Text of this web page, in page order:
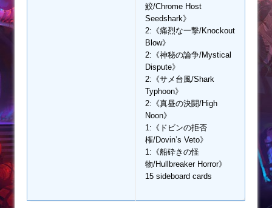
鮫/Chrome Host
Seedshark》
2:《痛烈な一撃/Knockout
Blow》
2:《神秘の論争/Mystical
Dispute》
2:《サメ台風/Shark
Typhoon》
2:《真昼の決闘/High
Noon》
1:《ドビンの拒否
権/Dovin’s Veto》
1:《船砕きの怪
物/Hullbreaker Horror》
15 sideboard cards